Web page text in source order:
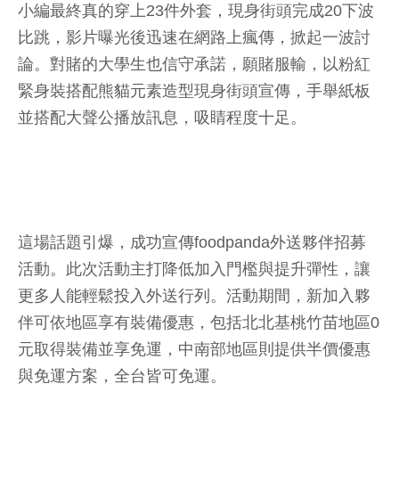
小編最終真的穿上23件外套，現身街頭完成20下波
比跳，影片曝光後迅速在網路上瘋傳，掀起一波討
論。對賭的大學生也信守承諾，願賭服輸，以粉紅
緊身裝搭配熊貓元素造型現身街頭宣傳，手舉紙板
並搭配大聲公播放訊息，吸睛程度十足。
這場話題引爆，成功宣傳foodpanda外送夥伴招募
活動。此次活動主打降低加入門檻與提升彈性，讓
更多人能輕鬆投入外送行列。活動期間，新加入夥
伴可依地區享有裝備優惠，包括北北基桃竹苗地區0
元取得裝備並享免運，中南部地區則提供半價優惠
與免運方案，全台皆可免運。